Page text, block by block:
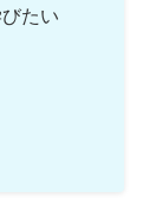
たい